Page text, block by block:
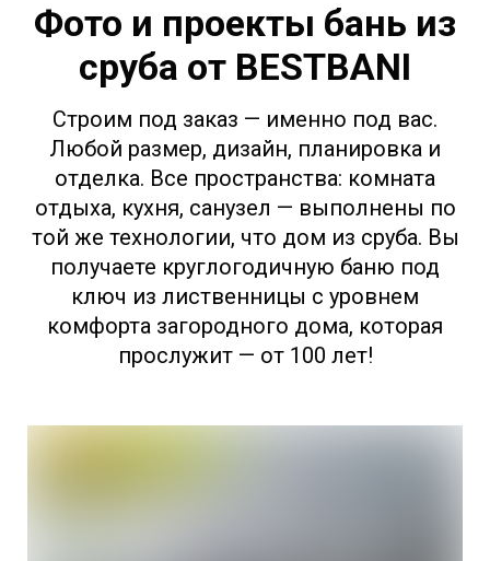
Фото и проекты бань из
сруба от BESTBANI
Строим под заказ — именно под вас.
Любой размер, дизайн, планировка и
отделка. Все пространства: комната
отдыха, кухня, санузел — выполнены по
той же технологии, что дом из сруба. Вы
получаете круглогодичную баню под
ключ из лиственницы с уровнем
комфорта загородного дома, которая
прослужит — от 100 лет!